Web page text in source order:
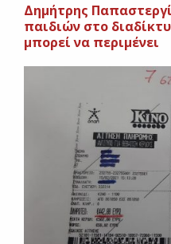
Δημήτρης
παιδιών στο
μπορεί να περιμένει